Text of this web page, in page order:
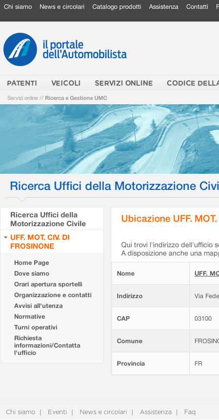
Chi siamo News e circolari Catalogo prodotti Assistenza Contatti
PATENTI VEICOLI SERVIZI ONLINE CODICE
Servizi online // Ricerca e Gestione UMC
Ricerca Uffici della Motorizzazione
Ricerca Uffici della
Motorizzazione Civile
UFF. MOT. CIV. DI
FROSINONE
Home Page
Dove siamo
Orari apertura sportelli
Organizzazione e contatti
Avvisi all'utenza
Normative
Turni operativi
Richiesta
informazioni/Contatta
l'ufficio
Ubicazione UFF.
Qui trovi l'indirizzo dell'ufficio
A disposizione anche una
Nome UFF.
Indirizzo Via
CAP 03100
Comune
Provincia FR
Chi siamo Eventi News e circolari Assistenza Faq